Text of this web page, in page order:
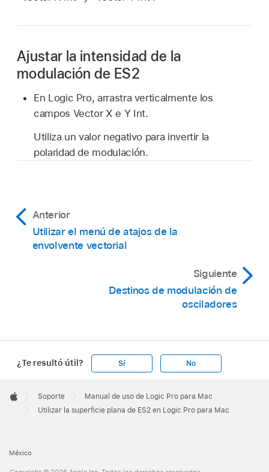
Ajustar la intensidad de la
modulación de ES2
En Logic Pro, arrastra verticalmente los
campos Vector X e Y Int.
Utiliza un valor negativo para invertir la
polaridad de modulación.
Anterior
Utilizar el menú de atajos de la
envolvente vectorial
Siguiente
Destinos de modulación de
osciladores
¿Te resultó útil? Sí No
Footer

Apple
Soporte
Manual de uso de Logic Pro para Mac
Utilizar la superficie plana de ES2 en Logic Pro para Mac
México